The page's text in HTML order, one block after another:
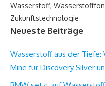
Wasserstoff,
Zukunftstechnologie
Neueste Beiträge
Wasserstoff aus der Tiefe:
Mine für Discovery Silver